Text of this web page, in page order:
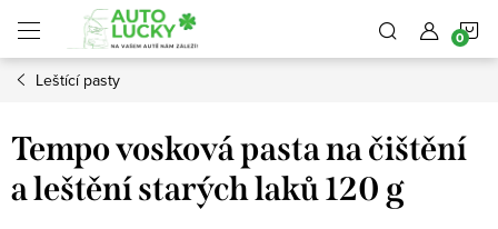
obsah
Leštící pasty
Tempo vosková pasta na čištění
a leštění starých laků 120 g